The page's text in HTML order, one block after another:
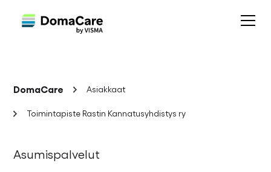
DomaCare Asiakkaat
Toimintapiste Rastin Kannatusyhdistys ry
Asumispalvelut